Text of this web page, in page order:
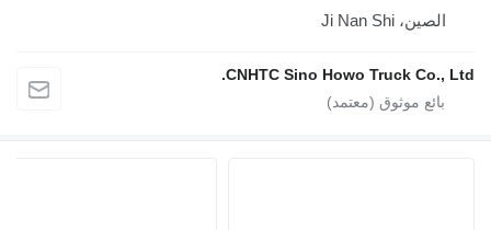
الصين، Ji Nan Shi
CNHTC Sino Howo Truck Co.,